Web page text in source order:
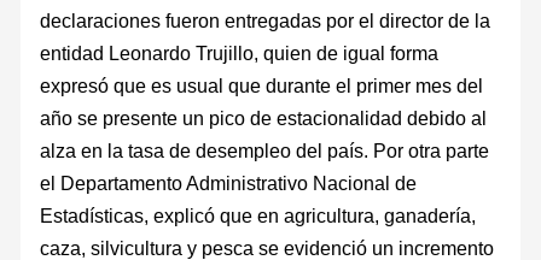
declaraciones fueron entregadas por el director de la
entidad Leonardo Trujillo, quien de igual forma
expresó que es usual que durante el primer mes del
año se presente un pico de estacionalidad debido al
alza en la tasa de desempleo del país. Por otra parte
el Departamento Administrativo Nacional de
Estadísticas, explicó que en agricultura, ganadería,
caza, silvicultura y pesca se evidenció un incremento